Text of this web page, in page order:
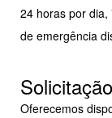
24 horas por dia,
de emergência
Oferecemos